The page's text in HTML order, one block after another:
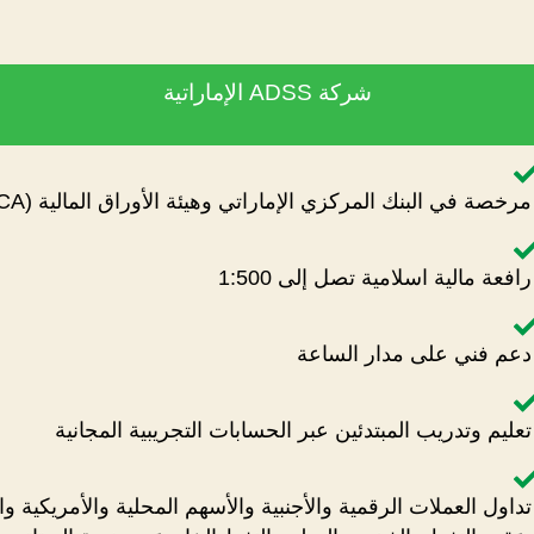
شركة ADSS الإماراتية
مرخصة في البنك المركزي الإماراتي وهيئة الأوراق المالية (SCA)
رافعة مالية اسلامية تصل إلى 1:500
دعم فني على مدار الساعة
تعليم وتدريب المبتدئين عبر الحسابات التجريبية المجانية
تداول العملات الرقمية والأجنبية والأسهم المحلية والأمريكية